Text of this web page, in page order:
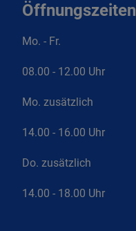
Mo. - Fr.
08.00 - 12.00 Uhr
Mo. zusätzlich
14.00 - 16.00 Uhr
Do. zusätzlich
14.00 - 18.00 Uhr